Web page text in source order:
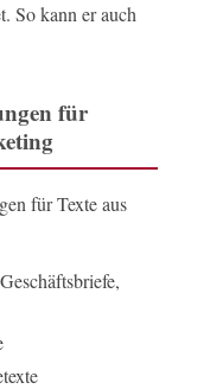
So kann er auch
für
für Texte aus